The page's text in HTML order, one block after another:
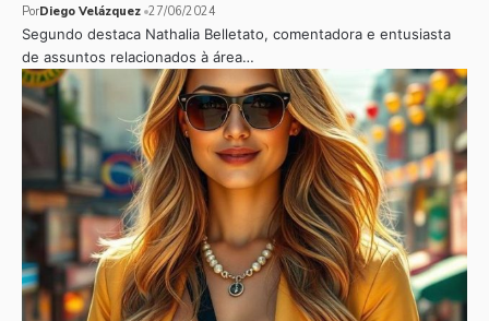
PorDiego Velázquez 27/06/2024
Segundo destaca Nathalia Belletato, comentadora e entusiasta
de assuntos relacionados à área…